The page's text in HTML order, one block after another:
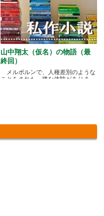
山中翔太（仮名）の物語（最
終回）
メルボルンで、人種差別のような
ことをされた、嫌な体験がありま